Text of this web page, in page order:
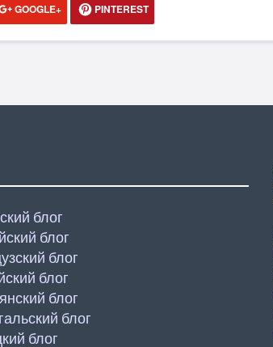
GOOGLE+ PINTEREST
блог
блог
блог
блог
блог
блог
блог